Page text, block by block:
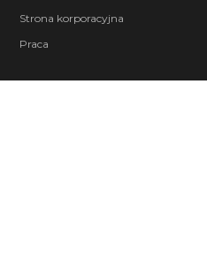
Strona korporacyjna
Praca